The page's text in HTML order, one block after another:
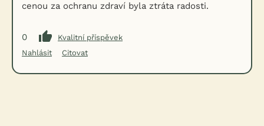
cenou za ochranu zdraví byla ztráta radosti.
0
Kvalitní příspěvek
Nahlásit
Citovat